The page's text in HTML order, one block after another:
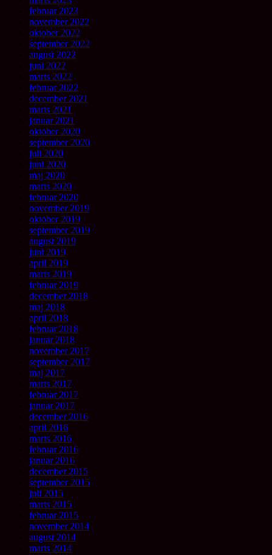
februar 2023
november 2022
oktober 2022
september 2022
august 2022
juni 2022
marts 2022
februar 2022
december 2021
marts 2021
januar 2021
oktober 2020
september 2020
juli 2020
juni 2020
maj 2020
marts 2020
februar 2020
november 2019
oktober 2019
september 2019
august 2019
juni 2019
april 2019
marts 2019
februar 2019
december 2018
maj 2018
april 2018
februar 2018
januar 2018
november 2017
september 2017
maj 2017
marts 2017
februar 2017
januar 2017
december 2016
april 2016
marts 2016
februar 2016
januar 2016
december 2015
september 2015
juli 2015
marts 2015
februar 2015
november 2014
august 2014
marts 2014